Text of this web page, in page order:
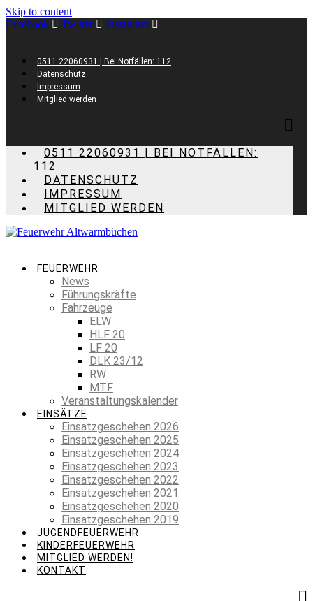
Skip to content
Facebook
Twitter Instagram
0511 22060931 | Bei Notfällen: 112
Datenschutz
Impressum
Mitglied werden
0511 22060931 | BEI NOTFÄLLEN:
112
DATENSCHUTZ
IMPRESSUM
MITGLIED WERDEN
FEUERWEHR
News
Führungskräfte
Fahrzeuge
ELW
HLF 20
LF 20
DLK 23/12
RW
MTF
Veranstaltungskalender
EINSÄTZE
Einsatzgeschehen 2026
Einsatzgeschehen 2025
Einsatzgeschehen 2024
Einsatzgeschehen 2023
Einsatzgeschehen 2022
Einsatzgeschehen 2021
Einsatzgeschehen 2020
Einsatzgeschehen 2019
JUGENDFEUERWEHR
KINDERFEUERWEHR
MITGLIED WERDEN!
KONTAKT